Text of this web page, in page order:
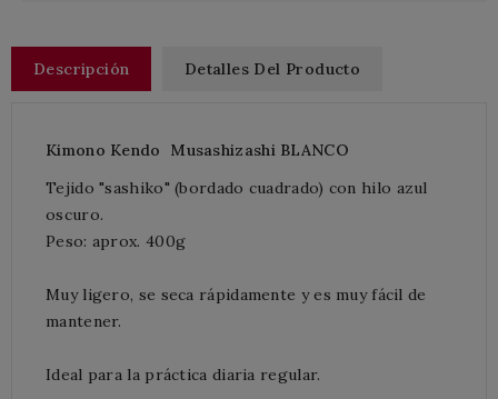
Descripción Detalles Del Producto
Kimono Kendo Musashizashi BLANCO
Tejido "sashiko" (bordado cuadrado) con hilo azul
oscuro.
Peso: aprox. 400g
Muy ligero, se seca rápidamente y es muy fácil de
mantener.
Ideal para la práctica diaria regular.